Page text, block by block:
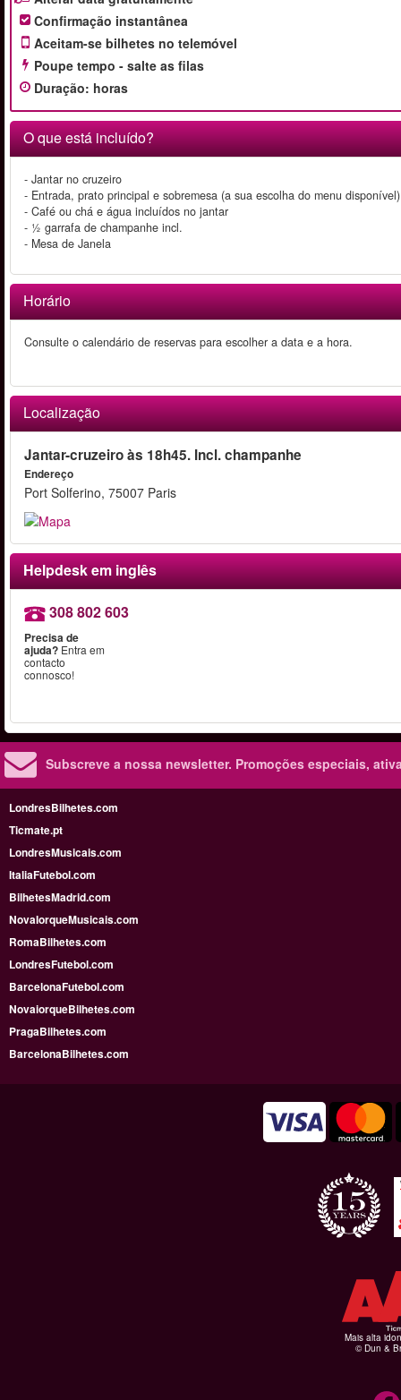
Confirmação instantânea
Aceitam-se bilhetes no telemóvel
Poupe tempo - salte as filas
Duração: horas
O que está incluído?
- Jantar no cruzeiro
- Entrada, prato principal e sobremesa (a sua escolha do menu disponível)
- Café ou chá e água incluídos no jantar
- ½ garrafa de champanhe incl.
- Mesa de Janela
Horário
Consulte o calendário de reservas para escolher a data e a hora.
Localização
Jantar-cruzeiro às 18h45. Incl. champanhe
Endereço
Port Solferino, 75007 Paris
Helpdesk em inglês
308 802 603
Precisa de
ajuda? Entra em
contacto
connosco!
Subscreve a nossa newsletter. Promoções especiais,
LondresBilhetes.com
Ticmate.pt
LondresMusicais.com
ItaliaFutebol.com
BilhetesMadrid.com
NovaIorqueMusicais.com
RomaBilhetes.com
LondresFutebol.com
BarcelonaFutebol.com
NovaiorqueBilhetes.com
PragaBilhetes.com
BarcelonaBilhetes.com
Mais alta
© Dun &